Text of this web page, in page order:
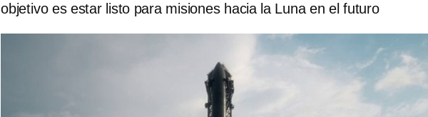
objetivo es estar listo para misiones hacia la Luna en el futuro